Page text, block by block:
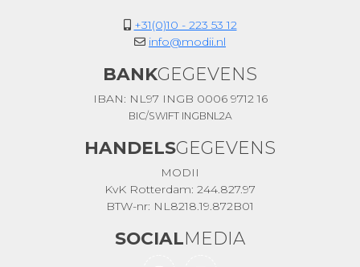
+31(0)10 - 223 53 12
info@modii.nl
BANKGEGEVENS
IBAN: NL97 INGB 0006 9712 16
BIC/SWIFT INGBNL2A
HANDELSGEGEVENS
MODII
KvK Rotterdam: 244.827.97
BTW-nr: NL8218.19.872B01
SOCIALMEDIA